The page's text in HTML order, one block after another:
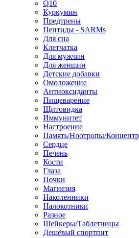
Q10
Куркумин
Предтрены
Пептиды - SARMs
Для сна
Клетчатка
Для мужчин
Для женщин
Детские добавки
Омоложение
Антиоксиданты
Пищеварение
Щитовидка
Иммунитет
Настроение
Память/Ноотропы/
Сердце
Печень
Кости
Глаза
Почки
Магнезия
Наколенники
Налокотники
Разное
Шейкеры/Таблетницы
Дешёвый спортпит